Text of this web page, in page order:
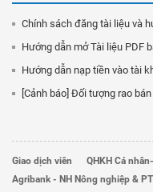
Chính sách đăng tài liệu và
Hướng dẫn mở Tài liệu PDF
Hướng dẫn nạp tiền vào tài
[Cảnh báo] Đối tượng rao
Giao dịch viên QHKH Cá
Agribank - NH Nông nghiệp &